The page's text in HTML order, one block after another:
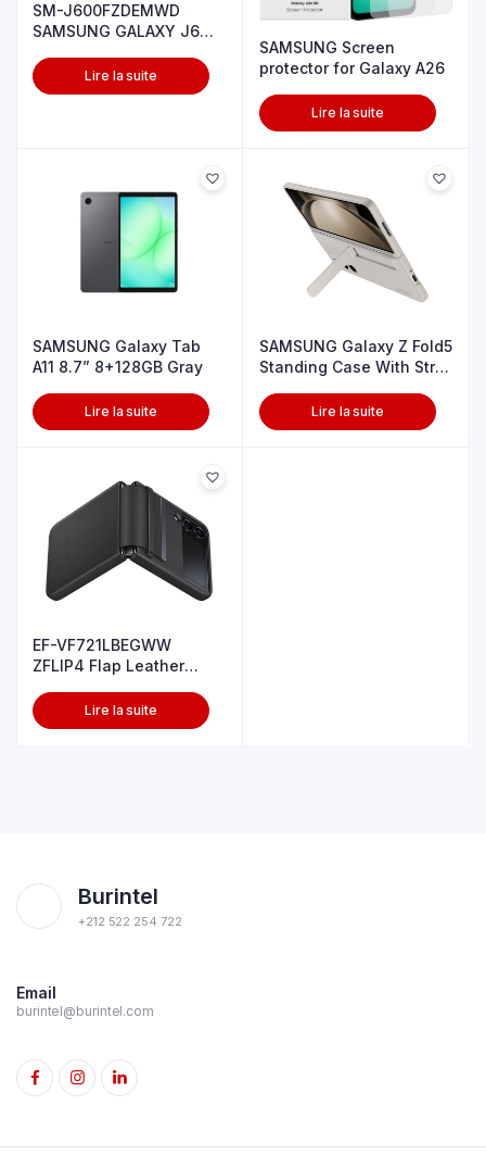
SM-J600FZDEMWD
SAMSUNG GALAXY J6
Lire la suite
SAMSUNG Screen
protector for Galaxy A26
Lire la suite
SAMSUNG Galaxy Tab
A11 8.7” 8+128GB Gray
Lire la suite
SAMSUNG Galaxy Z Fold5
Standing Case With Strp
Lire la suite
EF-VF721LBEGWW
ZFLIP4 Flap Leather
Lire la suite
Burintel
+212 522 254 722
Email
burintel@burintel.com